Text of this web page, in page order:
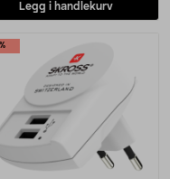
Legg i handlekurv